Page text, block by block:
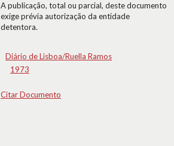
A publicação, total ou parcial, deste documento
exige prévia autorização da entidade
detentora.
Diário de Lisboa/Ruella Ramos
1973
Citar Documento